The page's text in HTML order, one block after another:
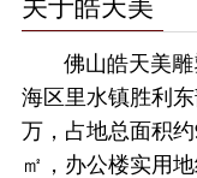
关于皓天美
佛山皓天美
海区里水镇胜利
万，占地总面积
㎡，办公楼实用